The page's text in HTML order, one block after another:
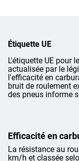
Étiquette UE
L'étiquette UE pour
actualisée par le
l'efficacité en
bruit de roulement
des pneus informe
Efficacité en
La résistance au
km/h et classée